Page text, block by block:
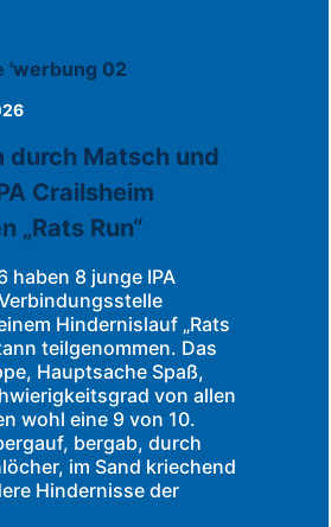
durch Matsch und
Crailsheim
„Rats Run“
haben 8 junge IPA
Hindernislauf „Rats
teilgenommen. Das
Hauptsache Spaß,
von allen
wohl eine 9 von 10.
bergab, durch
im Sand kriechend
Hindernisse der